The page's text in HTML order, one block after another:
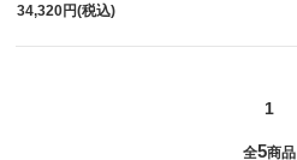
34,320円(税込)
1
全5商品